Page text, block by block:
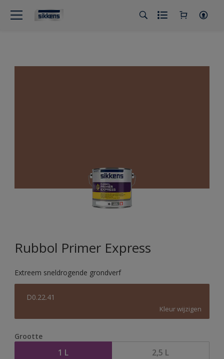
Rubbol Primer Express
Extreem sneldrogende grondverf
D0.22.41
Kleur wijzigen
Grootte
1 L 2,5 L